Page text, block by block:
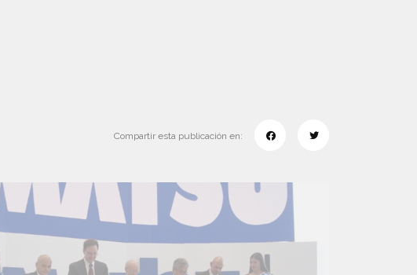
Compartir esta publicación en: